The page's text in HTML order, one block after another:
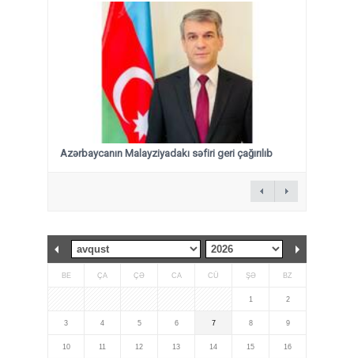
Azərbaycanın Malayziyadakı səfiri geri çağırılıb
BE ÇA ÇƏ CA CÜ ŞƏ BZ
1 2
3 4 5 6 7 8 9
10 11 12 13 14 15 16